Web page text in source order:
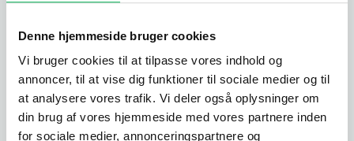
Denne hjemmeside bruger cookies
Vi bruger cookies til at tilpasse vores indhold og
annoncer, til at vise dig funktioner til sociale medier og til
at analysere vores trafik. Vi deler også oplysninger om
din brug af vores hjemmeside med vores partnere inden
for sociale medier, annonceringspartnere og
undgå zikamyg ved at reducere risikoen for stik og
Myggemiddel
Brug effektive myggemidler, der indeholder DEET i høj
koncentration, helst omkring 40 %.